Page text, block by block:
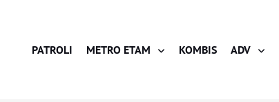
PATROLI METRO ETAM KOMBIS ADV